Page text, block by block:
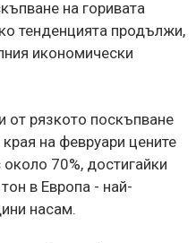
на горивата
тенденцията продължи,
икономически
от рязкото поскъпване
на февруари цените
70%, достигайки
в Европа - най-
насам.